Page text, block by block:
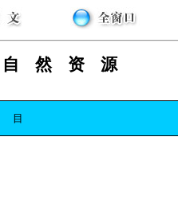
自 然 资 源
目